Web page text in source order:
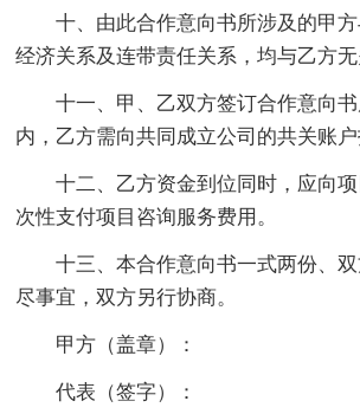
十、由此合作意向书所涉及的甲方
经济关系及连带责任关系，均与乙方无
十一、甲、乙双方签订合作意向书
内，乙方需向共同成立公司的共关账户
十二、乙方资金到位同时，应向项
次性支付项目咨询服务费用。
十三、本合作意向书一式两份、双
尽事宜，双方另行协商。
甲方（盖章）：
代表（签字）：